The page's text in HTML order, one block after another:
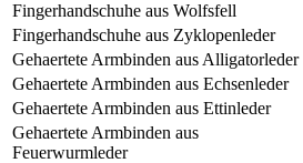
Fingerhandschuhe aus Wolfsfell
Fingerhandschuhe aus Zyklopenleder
Gehaertete Armbinden aus Alligatorleder
Gehaertete Armbinden aus Echsenleder
Gehaertete Armbinden aus Ettinleder
Gehaertete Armbinden aus
Feuerwurmleder